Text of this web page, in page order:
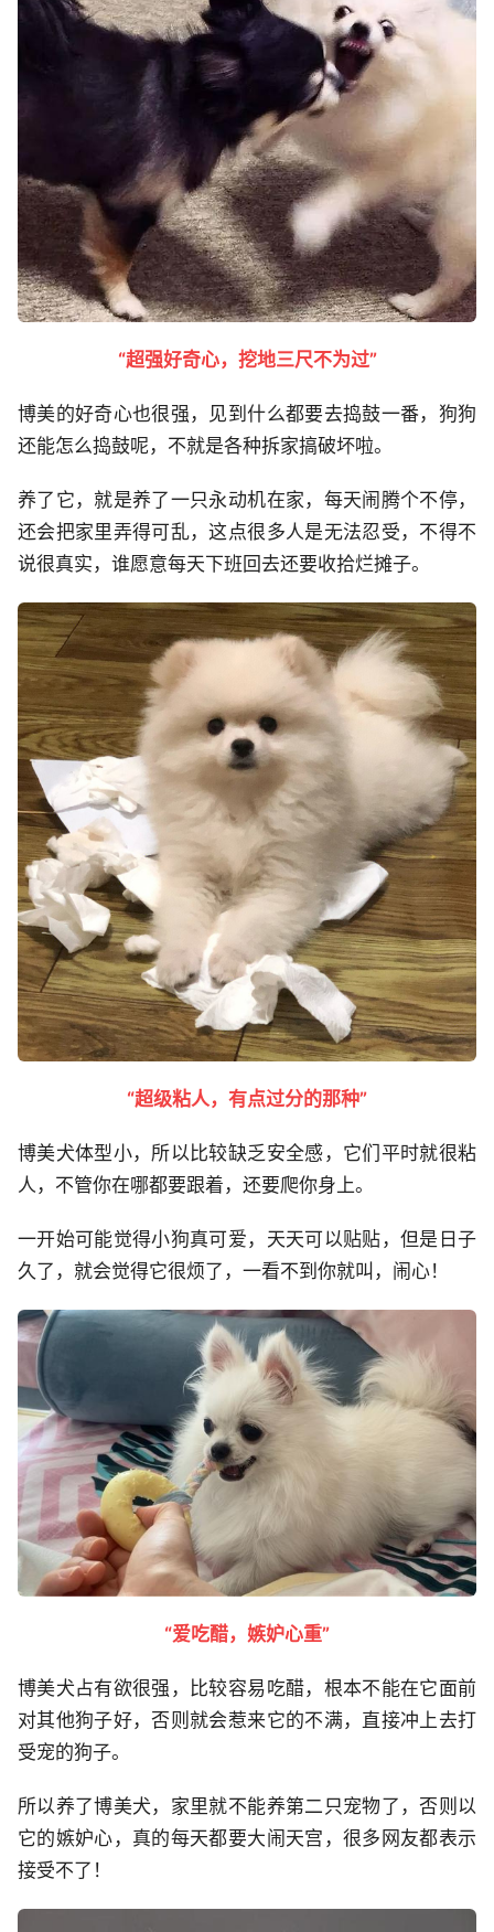
“超强好奇心，挖地三尺不为过”
博美的好奇心也很强，见到什么都要去捣鼓一番，狗狗
还能怎么捣鼓呢，不就是各种拆家搞破坏啦。
养了它，就是养了一只永动机在家，每天闹腾个不停，
还会把家里弄得可乱，这点很多人是无法忍受，不得不
说很真实，谁愿意每天下班回去还要收拾烂摊子。
“超级粘人，有点过分的那种”
博美犬体型小，所以比较缺乏安全感，它们平时就很粘
人，不管你在哪都要跟着，还要爬你身上。
一开始可能觉得小狗真可爱，天天可以贴贴，但是日子
久了，就会觉得它很烦了，一看不到你就叫，闹心！
“爱吃醋，嫉妒心重”
博美犬占有欲很强，比较容易吃醋，根本不能在它面前
对其他狗子好，否则就会惹来它的不满，直接冲上去打
受宠的狗子。
所以养了博美犬，家里就不能养第二只宠物了，否则以
它的嫉妒心，真的每天都要大闹天宫，很多网友都表示
接受不了！